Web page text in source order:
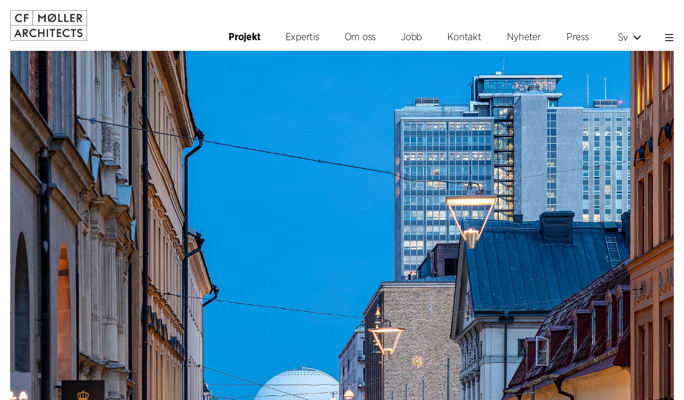
Projekt Expertis Om oss Jobb Kontakt Nyheter Press Sv